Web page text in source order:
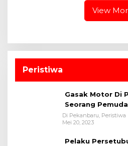
View
Peristiwa
Gasak Motor Di
Seorang
Bukit Raya
Di Pekanbaru, Peristiwa
Mei 20, 2023
Pelaku